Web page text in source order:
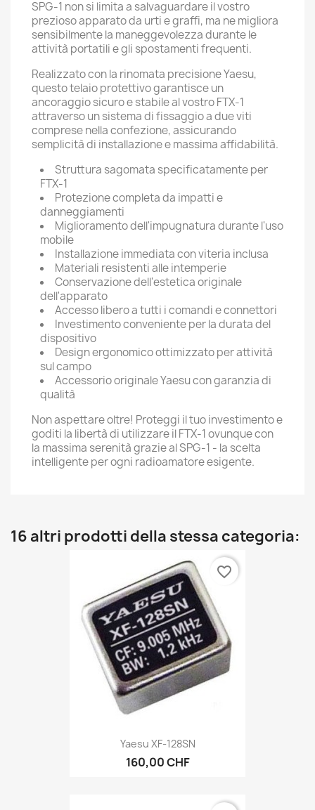
SPG-1 non si limita a salvaguardare il vostro
prezioso apparato da urti e graffi, ma ne migliora
sensibilmente la maneggevolezza durante le
attività portatili e gli spostamenti frequenti.
Realizzato con la rinomata precisione Yaesu,
questo telaio protettivo garantisce un
ancoraggio sicuro e stabile al vostro FTX-1
attraverso un sistema di fissaggio a due viti
comprese nella confezione, assicurando
semplicità di installazione e massima affidabilità.
Struttura sagomata specificatamente per
FTX-1
Protezione completa da impatti e
danneggiamenti
Miglioramento dell'impugnatura durante l'uso
mobile
Installazione immediata con viteria inclusa
Materiali resistenti alle intemperie
Conservazione dell'estetica originale
dell'apparato
Accesso libero a tutti i comandi e connettori
Investimento conveniente per la durata del
dispositivo
Design ergonomico ottimizzato per attività
sul campo
Accessorio originale Yaesu con garanzia di
qualità
Non aspettare oltre! Proteggi il tuo investimento e
goditi la libertà di utilizzare il FTX-1 ovunque con
la massima serenità grazie al SPG-1 - la scelta
intelligente per ogni radioamatore esigente.
16 altri prodotti della stessa categoria:
Yaesu XF-128SN
160,00 CHF
favorite_border